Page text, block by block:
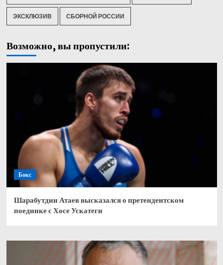
ЭКСКЛЮЗИВ СБОРНОЙ РОССИИ
Возможно, вы пропустили:
Бокс
Шарабутдин Атаев высказался о претендентском
поединке с Хосе Ускатеги